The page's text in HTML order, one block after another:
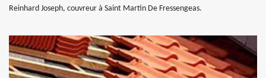
Reinhard Joseph, couvreur à Saint Martin De Fressengeas.